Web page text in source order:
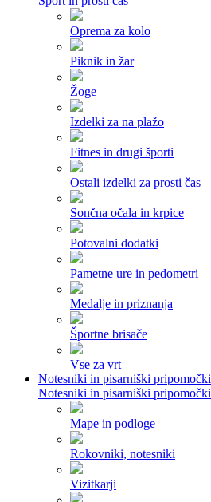
Oprema za kolo
Piknik in žar
Žoge
Izdelki za na plažo
Fitnes in drugi športi
Ostali izdelki za prosti čas
Sončna očala in krpice
Potovalni dodatki
Pametne ure in pedometri
Medalje in priznanja
Športne brisače
Vse za vrt
Notesniki in pisarniški pripomočki
Notesniki in pisarniški pripomočki
Mape in podloge
Rokovniki, notesniki
Vizitkarji